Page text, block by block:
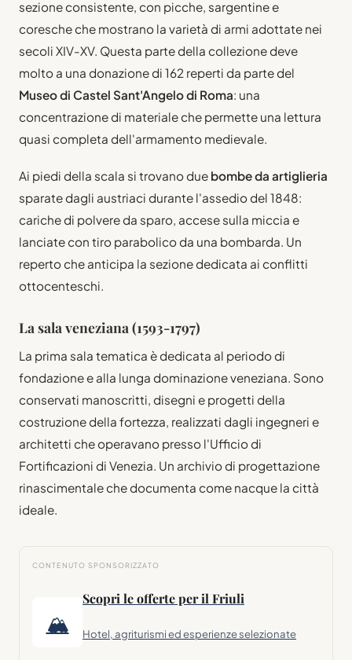
sezione consistente, con picche, sargentine e
coresche che mostrano la varietà di armi adottate nei
secoli XIV-XV. Questa parte della collezione deve
molto a una donazione di 162 reperti da parte del
Museo di Castel Sant'Angelo di Roma: una
concentrazione di materiale che permette una lettura
quasi completa dell'armamento medievale.
Ai piedi della scala si trovano due bombe da artiglieria
sparate dagli austriaci durante l'assedio del 1848:
cariche di polvere da sparo, accese sulla miccia e
lanciate con tiro parabolico da una bombarda. Un
reperto che anticipa la sezione dedicata ai conflitti
ottocenteschi.
La sala veneziana (1593-1797)
La prima sala tematica è dedicata al periodo di
fondazione e alla lunga dominazione veneziana. Sono
conservati manoscritti, disegni e progetti della
costruzione della fortezza, realizzati dagli ingegneri e
architetti che operavano presso l'Ufficio di
Fortificazioni di Venezia. Un archivio di progettazione
rinascimentale che documenta come nacque la città
ideale.
CONTENUTO SPONSORIZZATO
🏔
Scopri le offerte per il Friuli
Hotel, agriturismi ed esperienze selezionate